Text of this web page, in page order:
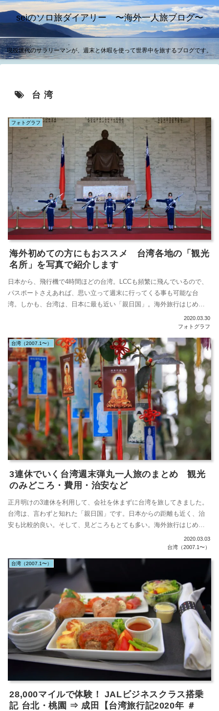
seiのソロ旅ダイアリー 〜海外一人旅ブログ〜
現役世代のサラリーマンが、週末と休暇を使って世界中を旅するブログです。
台湾
フォトグラフ
海外初めての方にもおススメ 台湾各地の「観光
名所」を写真で紹介します
日本から、飛行機で4時間ほどの台湾。LCCも頻繁に飛んでいるので、
パスポートさえあれば、思い立って週末に行ってくる事も可能な台
湾。しかも、台湾は、日本に最も近い「親日国」。海外旅行はじめ
2020.03.30
フォトグラフ
台湾（2007.1〜）
3連休でいく台湾週末弾丸一人旅のまとめ 観光
のみどころ・費用・治安など
正月明けの3連休を利用して、会社を休まずに台湾を旅してきました。
台湾は、言わずと知れた「親日国」です。日本からの距離も近く、治
安も比較的良い。そして、見どころもとても多い。海外旅行はじめ
2020.03.03
台湾（2007.1〜）
台湾（2007.1〜）
28,000マイルで体験！ JALビジネスクラス搭乗
記 台北・桃園 ⇒ 成田【台湾旅行記2020年 ＃